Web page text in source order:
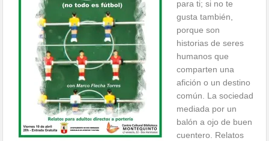
para ti; si no te
gusta también,
porque son
historias de seres
humanos que
comparten una
afición o un destino
común. La sociedad
mediada por un
balón a ojo de buen
cuentero. Relatos